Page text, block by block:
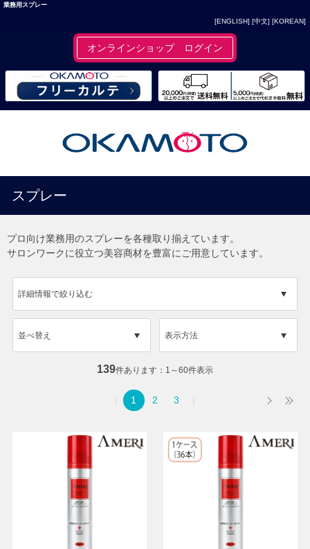
業務用スプレー
[ENGLISH] [中文] [KOREAN]
オンラインショップ ログイン
スプレー
プロ向け業務用のスプレーを各種取り揃えています。
サロンワークに役立つ美容商材を豊富にご用意しています。
詳細情報で絞り込む
表示方法
並べ替え
139件あります 1～60件表示
1 2 3